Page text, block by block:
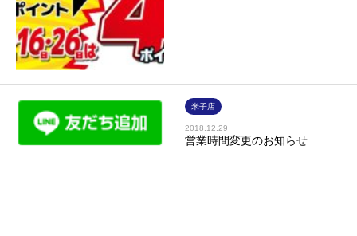
米子店
2018.12.29
営業時間変更のお知らせ